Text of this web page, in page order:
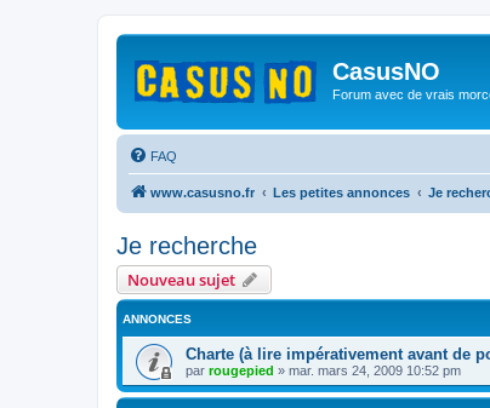
CasusNO
Forum avec de vrais
FAQ
www.casusno.fr Les petites annonces Je
Je recherche
Nouveau sujet
ANNONCES
Charte (à lire impérativement avant de
par rougepied » mar. mars 24, 2009 10:52 pm